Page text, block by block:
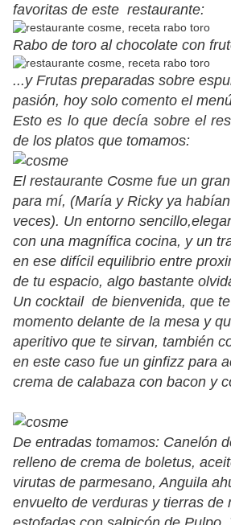
favoritas de este restaurante:
Rabo de toro al chocolate con
...y Frutas preparadas sobre
pasión, hoy solo comento el
Esto es lo que decía sobre el
de los platos que tomamos:
El restaurante Cosme fue un
para mí, (María y Ricky ya
veces). Un entorno
con una magnífica cocina, y un
en ese difícil equilibrio entre
de tu espacio, algo bastante
Un cocktail de bienvenida, que
momento delante de la mesa y
aperitivo que te sirvan, también
en este caso fue un ginfizz para
crema de calabaza con bacon y
De entradas tomamos: Canelón
relleno de crema de boletus,
virutas de parmesano, Anguila
envuelto de verduras y tierras de